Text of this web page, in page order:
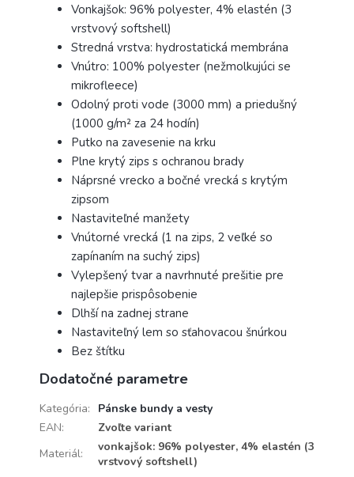
Vonkajšok: 96% polyester, 4% elastén (3
vrstvový softshell)
Stredná vrstva: hydrostatická membrána
Vnútro: 100% polyester (nežmolkujúci se
mikrofleece)
Odolný proti vode (3000 mm) a priedušný
(1000 g/m² za 24 hodín)
Putko na zavesenie na krku
Plne krytý zips s ochranou brady
Náprsné vrecko a bočné vrecká s krytým
zipsom
Nastaviteľné manžety
Vnútorné vrecká (1 na zips, 2 veľké so
zapínaním na suchý zips)
Vylepšený tvar a navrhnuté prešitie pre
najlepšie prispôsobenie
Dlhší na zadnej strane
Nastaviteľný lem so sťahovacou šnúrkou
Bez štítku
Dodatočné parametre
Kategória:
Pánske bundy a vesty
EAN:
Zvoľte variant
Materiál:
vonkajšok: 96% polyester, 4% elastén (3
vrstvový softshell)